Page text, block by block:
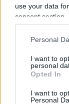
use your data
consent section.
Personal
I want to
personal
Opted In
I want to
Personal
Nedo Micci
@Giuseppe
seguito
e’ proprio come
GOLPE DI
FOGLIO:*”
guidato da SB”*